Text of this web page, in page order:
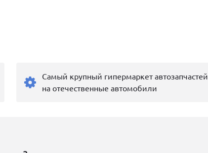
Самый крупный гипермаркет автозапчастей
на отечественные автомобили